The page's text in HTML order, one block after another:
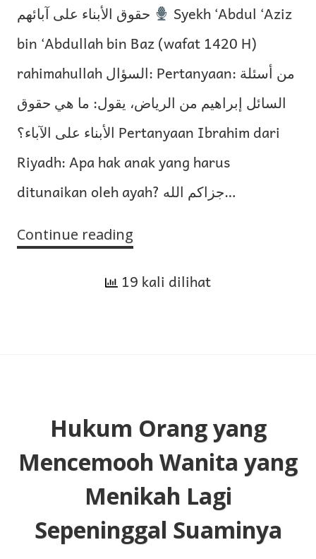
Syekh ‘Abdul ‘Aziz
bin ‘Abdullah bin Baz (wafat 1420 H)
rahimahullah السؤال: Pertanyaan: من أسئلة
السائل إبراهيم من الرياض، يقول: ما هي حقوق
الأبناء على الآباء؟ Pertanyaan Ibrahim dari
Riyadh: Apa hak anak yang harus
ditunaikan oleh ayah? جزاكم الله…
Continue reading
atas
19 kali dilihat
Hukum Orang yang
Mencemooh Wanita yang
Menikah Lagi
Sepeninggal Suaminya